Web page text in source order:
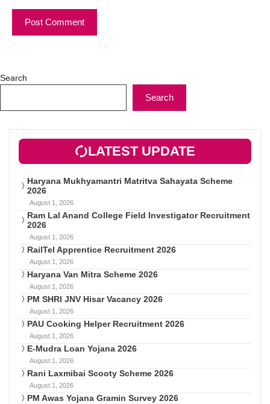
Search
Search
LATEST UPDATE
Haryana Mukhyamantri Matritva Sahayata Scheme
2026
August 1, 2026
Ram Lal Anand College Field Investigator Recruitment
2026
August 1, 2026
RailTel Apprentice Recruitment 2026
August 1, 2026
Haryana Van Mitra Scheme 2026
August 1, 2026
PM SHRI JNV Hisar Vacancy 2026
August 1, 2026
PAU Cooking Helper Recruitment 2026
August 1, 2026
E-Mudra Loan Yojana 2026
August 1, 2026
Rani Laxmibai Scooty Scheme 2026
August 1, 2026
PM Awas Yojana Gramin Survey 2026